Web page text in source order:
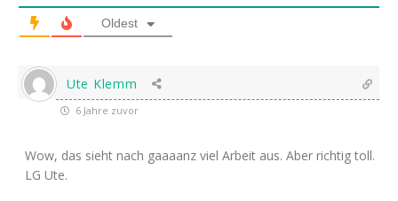
Oldest
Ute Klemm
6 Jahre zuvor
Wow, das sieht nach gaaaanz viel Arbeit aus. Aber richtig toll.
LG Ute.